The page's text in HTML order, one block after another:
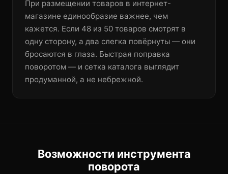
При размещении товаров в интернет-
магазине единообразие важнее, чем
кажется. Если 48 из 50 товаров смотрят в
одну сторону, а два слегка повёрнуты — они
бросаются в глаза. Быстрая поправка
поворотом — и сетка каталога выглядит
продуманной, а не небрежной.
Возможности инструмента
поворота